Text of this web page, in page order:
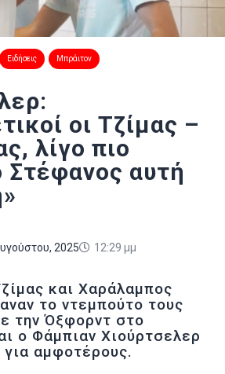
Ειδήσεις Μπράιτον
οι Τζίμας –
λίγο πιο
Στέφανος αυτή
2025 12:29 μμ
και Χαράλαμπος
το ντεμπούτο τους
την Όξφορντ στο
ο Φάμπιαν Χιούρτσελερ
αμφοτέρους.